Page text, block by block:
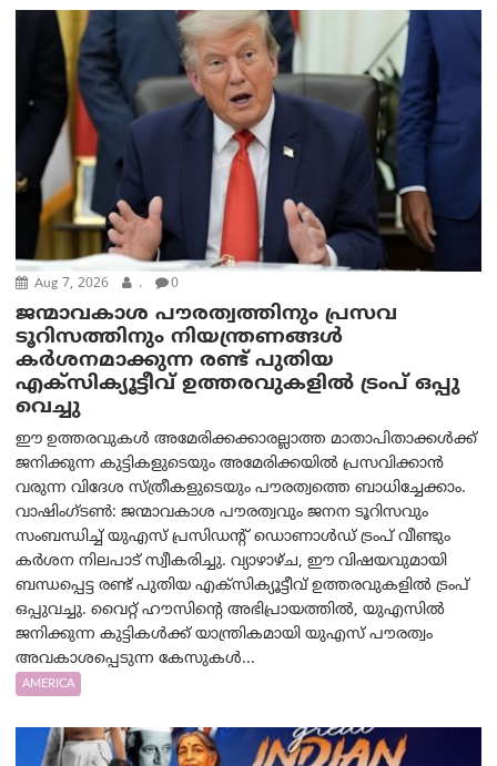
Aug 7, 2026 . 0
ജന്മാവകാശ പൗരത്വത്തിനും പ്രസവ
ടൂറിസത്തിനും നിയന്ത്രണങ്ങൾ
കർശനമാക്കുന്ന രണ്ട് പുതിയ
എക്സിക്യൂട്ടീവ് ഉത്തരവുകളിൽ ട്രംപ് ഒപ്പു
വെച്ചു
ഈ ഉത്തരവുകൾ അമേരിക്കക്കാരല്ലാത്ത മാതാപിതാക്കൾക്ക്
ജനിക്കുന്ന കുട്ടികളുടെയും അമേരിക്കയിൽ പ്രസവിക്കാൻ
വരുന്ന വിദേശ സ്ത്രീകളുടെയും പൗരത്വത്തെ ബാധിച്ചേക്കാം.
വാഷിംഗ്ടണ്‍: ജന്മാവകാശ പൗരത്വവും ജനന ടൂറിസവും
സംബന്ധിച്ച് യുഎസ് പ്രസിഡന്റ് ഡൊണാൾഡ് ട്രംപ് വീണ്ടും
കർശന നിലപാട് സ്വീകരിച്ചു. വ്യാഴാഴ്ച, ഈ വിഷയവുമായി
ബന്ധപ്പെട്ട രണ്ട് പുതിയ എക്സിക്യൂട്ടീവ് ഉത്തരവുകളിൽ ട്രംപ്
ഒപ്പുവച്ചു. വൈറ്റ് ഹൗസിന്റെ അഭിപ്രായത്തിൽ, യുഎസിൽ
ജനിക്കുന്ന കുട്ടികൾക്ക് യാന്ത്രികമായി യുഎസ് പൗരത്വം
അവകാശപ്പെടുന്ന കേസുകൾ...
AMERICA